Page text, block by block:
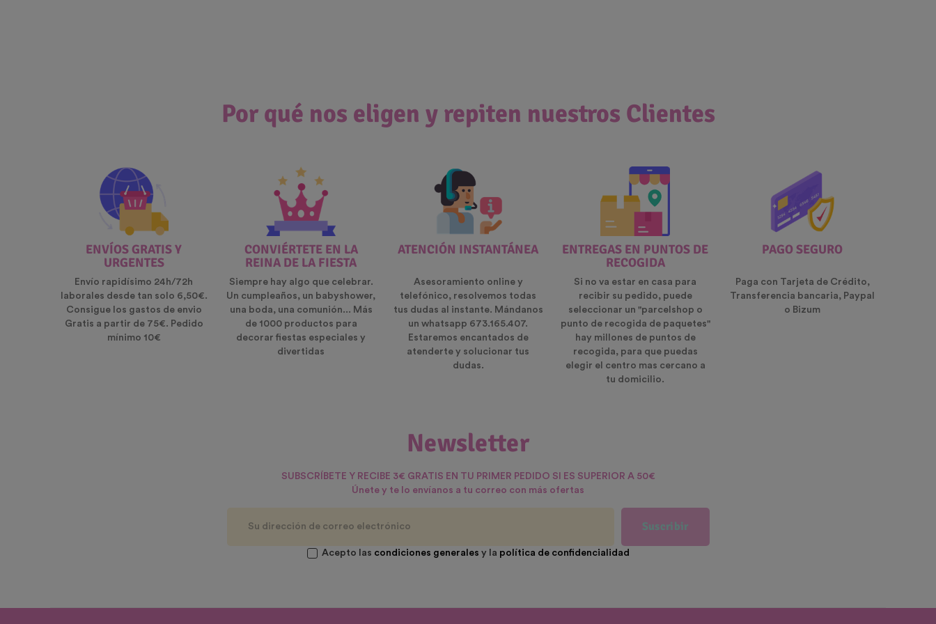
Por qué nos eligen y repiten nuestros Clientes
ENVÍOS GRATIS Y
URGENTES
Envío rapidísimo 24h/72h
laborales desde tan solo 6,50€.
Consigue los gastos de envio
Gratis a partir de 75€. Pedido
mínimo 10€
CONVIÉRTETE EN LA
REINA DE LA FIESTA
Siempre hay algo que celebrar.
Un cumpleaños, un babyshower,
una boda, una comunión... Más
de 1000 productos para
decorar fiestas especiales y
divertidas
ATENCIÓN INSTANTÁNEA
Asesoramiento online y
telefónico, resolvemos todas
tus dudas al instante. Mándanos
un whatsapp 673.165.407.
Estaremos encantados de
atenderte y solucionar tus
dudas.
ENTREGAS EN PUNTOS DE
RECOGIDA
Si no va estar en casa para
recibir su pedido, puede
seleccionar un "parcelshop o
punto de recogida de paquetes"
hay millones de puntos de
recogida, para que puedas
elegir el centro mas cercano a
tu domicilio.
PAGO SEGURO
Paga con Tarjeta de Crédito,
Transferencia bancaria, Paypal
o Bizum
Newsletter
SUBSCRÍBETE Y RECIBE 3€ GRATIS EN TU PRIMER PEDIDO SI ES SUPERIOR A 50€
Únete y te lo envíanos a tu correo con más ofertas
Suscribir
Acepto las condiciones generales y la política de confidencialidad